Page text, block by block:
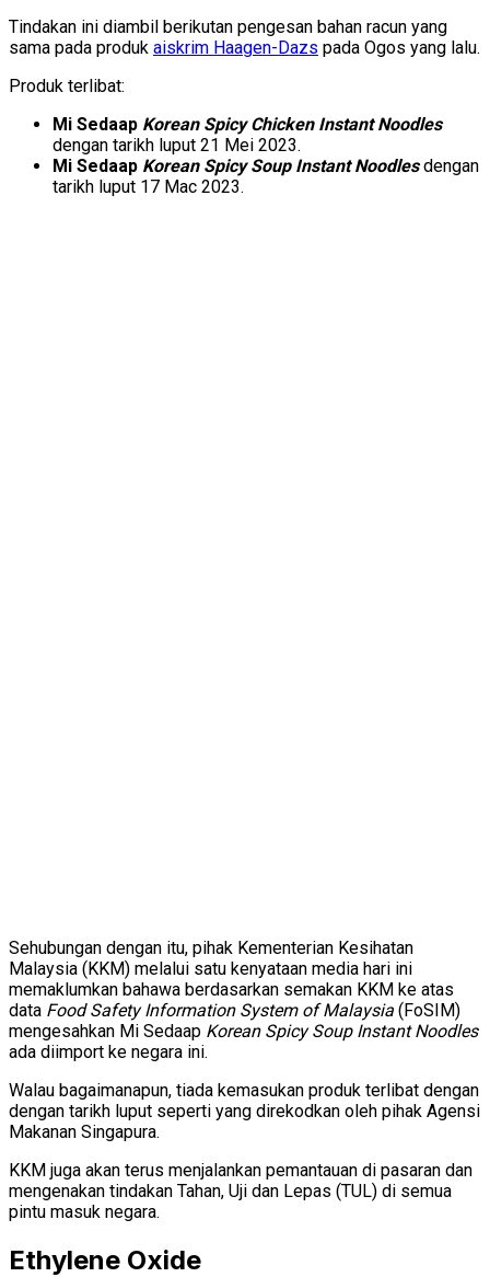
Tindakan ini diambil berikutan pengesan bahan racun yang
sama pada produk aiskrim Haagen-Dazs pada Ogos yang lalu.
Produk terlibat:
Mi Sedaap Korean Spicy Chicken Instant Noodles
dengan tarikh luput 21 Mei 2023.
Mi Sedaap Korean Spicy Soup Instant Noodlesdengan
tarikh luput 17 Mac 2023.
Sehubungan dengan itu, pihak Kementerian Kesihatan
Malaysia (KKM) melalui satu kenyataan media hari ini
memaklumkan bahawa berdasarkan semakan KKM ke atas
data Food Safety Information System of Malaysia (FoSIM)
mengesahkan Mi Sedaap Korean Spicy Soup Instant Noodles
ada diimport ke negara ini.
Walau bagaimanapun, tiada kemasukan produk terlibat dengan
dengan tarikh luput seperti yang direkodkan oleh pihak Agensi
Makanan Singapura.
KKM juga akan terus menjalankan pemantauan di pasaran dan
mengenakan tindakan Tahan, Uji dan Lepas (TUL) di semua
pintu masuk negara.
Ethylene Oxide